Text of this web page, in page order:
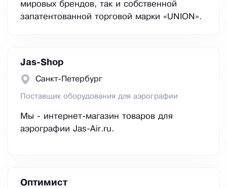
мировых брендов, так и собственной
запатентованной торговой марки «UNION».
Jas-Shop
Санкт-Петербург
Поставщик оборудования для аэрографии
Мы - интернет-магазин товаров для
аэрографии Jas-Air.ru.
Оптимист